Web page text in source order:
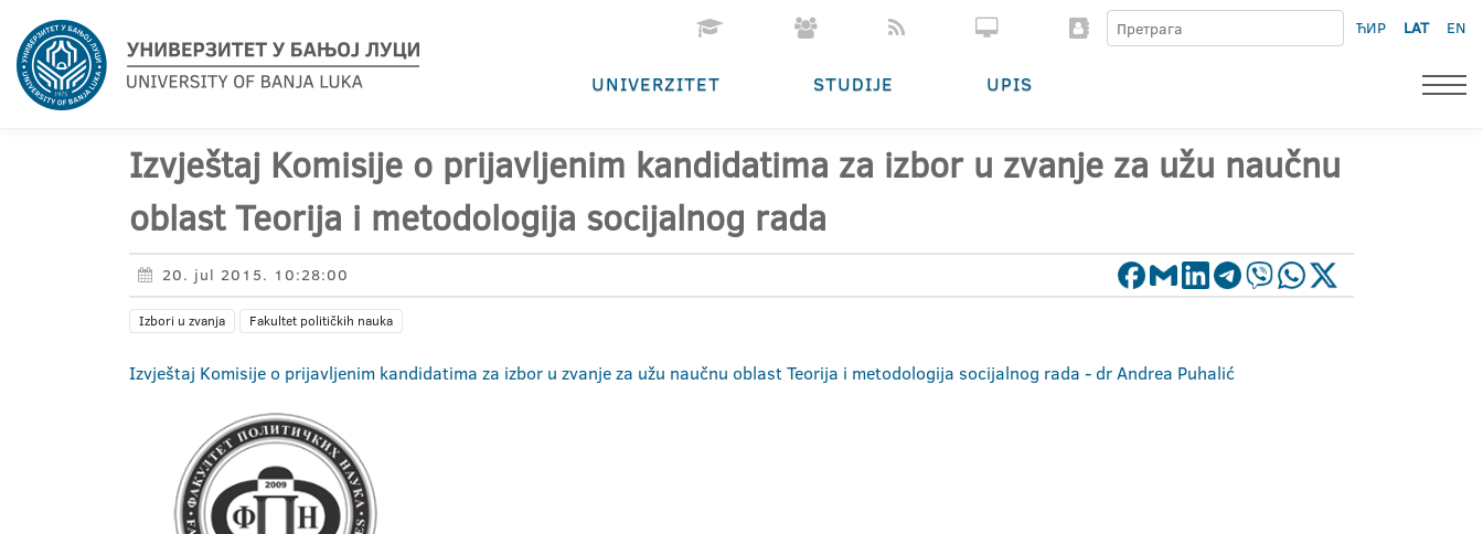
ЋИР LAT EN
UNIVERZITET STUDIJE UPIS
Izvještaj Komisije o prijavljenim kandidatima za izbor u zvanje za užu naučnu
oblast Teorija i metodologija socijalnog rada
20. jul 2015. 10:28:00
Izbori u zvanja Fakultet političkih nauka
Izvještaj Komisije o prijavljenim kandidatima za izbor u zvanje za užu naučnu oblast Teorija i metodologija socijalnog rada - dr Andrea Puhalić